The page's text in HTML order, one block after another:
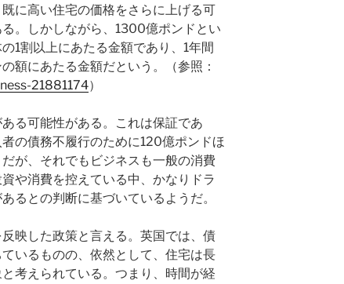
に高い住宅の価格をさらに上げる可
。しかしながら、1300億ポンドとい
1割以上にあたる金額であり、1年間
額にあたる金額だという。（参照：
21881174）
る可能性がある。これは保証であ
の債務不履行のために120億ポンドほ
が、それでもビジネスも一般の消費
や消費を控えている中、かなりドラ
るとの判断に基づいているようだ。
映した政策と言える。英国では、債
いるものの、依然として、住宅は長
考えられている。つまり、時間が経